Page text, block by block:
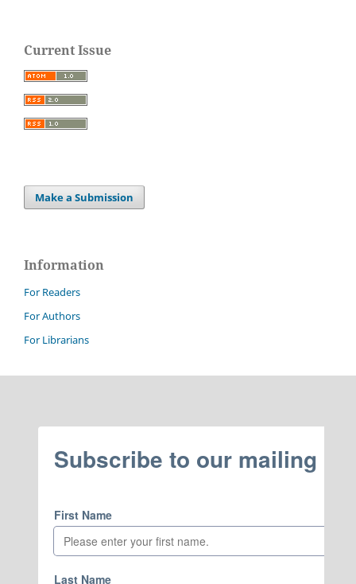
Current Issue
Make a Submission
Information
For Readers
For Authors
For Librarians